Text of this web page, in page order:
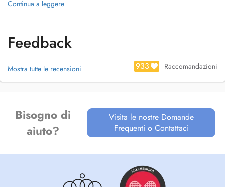
Continua a leggere
Feedback
Mostra tutte le recensioni 933 Raccomandazioni
Bisogno di
aiuto?
Visita le nostre Domande
Frequenti o Contattaci